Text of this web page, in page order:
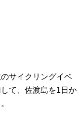
サイクリングイベ
て、佐渡島を1日か